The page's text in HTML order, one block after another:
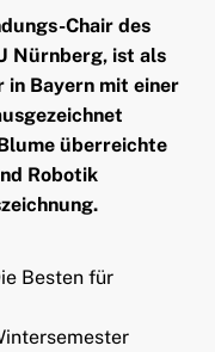
Chair des
Nürnberg, ist als
in Bayern mit einer
überreichte
Robotik
Besten für